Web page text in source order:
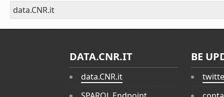
data.CNR.it
DATA.CNR.IT
data.CNR.it
BE